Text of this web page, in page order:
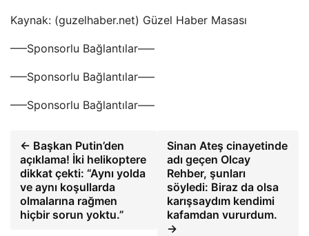
Kaynak: (guzelhaber.net) Güzel Haber Masası
—–Sponsorlu Bağlantılar—–
—–Sponsorlu Bağlantılar—–
—–Sponsorlu Bağlantılar—–
← Başkan Putin’den
açıklama! İki helikoptere
dikkat çekti: “Aynı yolda
ve aynı koşullarda
olmalarına rağmen
hiçbir sorun yoktu.”
Sinan Ateş cinayetinde
adı geçen Olcay
Rehber, şunları
söyledi: Biraz da olsa
karışsaydım kendimi
kafamdan vururdum.
→